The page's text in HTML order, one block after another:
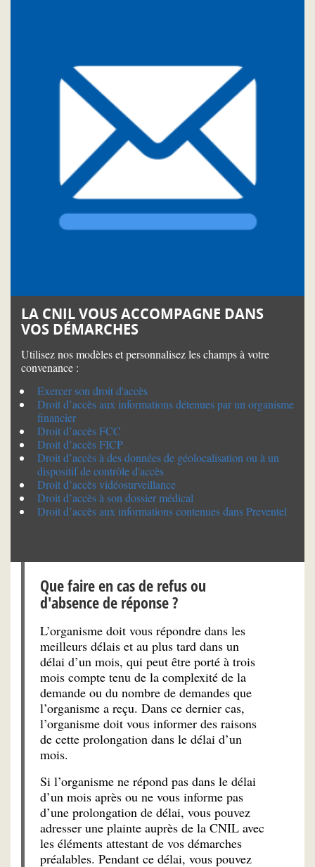
LA CNIL VOUS ACCOMPAGNE DANS
VOS DÉMARCHES
Utilisez nos modèles et personnalisez les champs à votre
convenance :
Exercer son droit d'accès
Droit d’accès aux informations détenues par un organisme
financier
Droit d’accès FCC
Droit d’accès FICP
Droit d’accès à des données de géolocalisation ou à un
dispositif de contrôle d'accès
Droit d’accès vidéosurveillance
Droit d’accès à son dossier médical
Droit d’accès aux informations contenues dans Preventel
Que faire en cas de refus ou
d'absence de réponse ?
L’organisme doit vous répondre dans les
meilleurs délais et au plus tard dans un
délai d’un mois, qui peut être porté à trois
mois compte tenu de la complexité de la
demande ou du nombre de demandes que
l’organisme a reçu. Dans ce dernier cas,
l’organisme doit vous informer des raisons
de cette prolongation dans le délai d’un
mois.
Si l’organisme ne répond pas dans le délai
d’un mois après ou ne vous informe pas
d’une prolongation de délai, vous pouvez
adresser une plainte auprès de la CNIL avec
les éléments attestant de vos démarches
préalables. Pendant ce délai, vous pouvez